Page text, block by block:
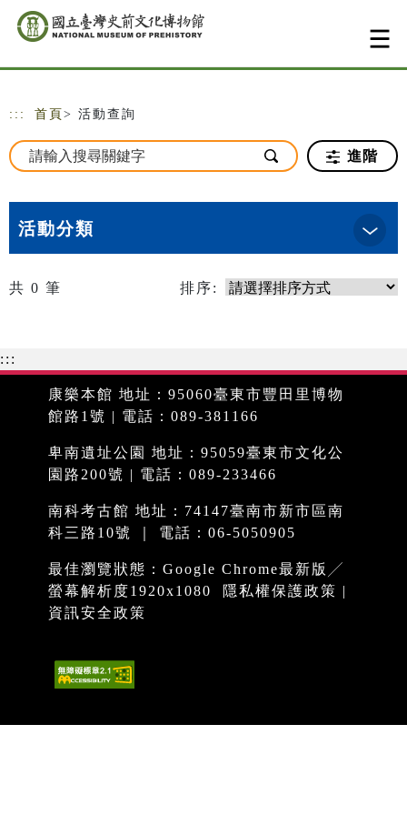
跳到主要內容
網站導覽
::: 首頁 > 活動查詢
進階
活動分類
共 0 筆 排序:
:::
康樂本館 地址：95060臺東市豐田里博物
館路1號 | 電話：089-381166
卑南遺址公園 地址：95059臺東市文化公
園路200號 | 電話：089-233466
南科考古館 地址：74147臺南市新市區南
科三路10號 ｜ 電話：06-5050905
最佳瀏覽狀態：Google Chrome最新版╱
螢幕解析度1920x1080
隱私權保護政策 |
資訊安全政策